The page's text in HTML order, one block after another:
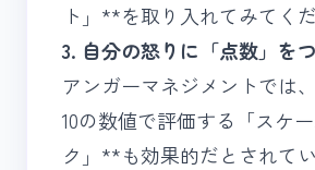
ト」**を取り入れてみてくだ
3. 自分の怒りに「点数」を
アンガーマネジメントでは
10の数値で評価する「スケ
ク」**も効果的だとされて